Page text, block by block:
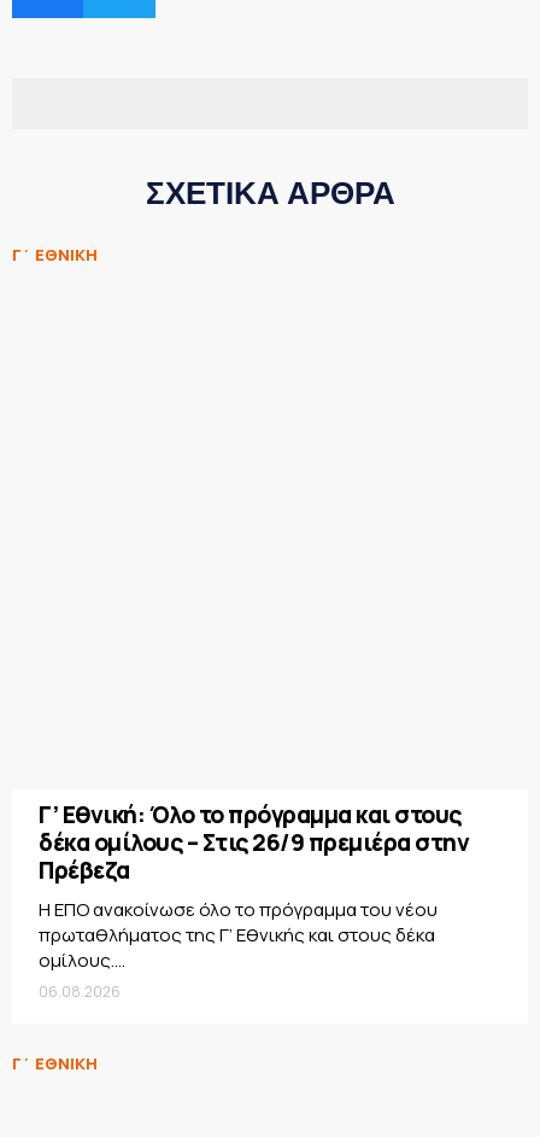
ΣΧΕΤΙΚΑ ΑΡΘΡΑ
Γ΄ ΕΘΝΙΚΗ
Γ’ Εθνική: Όλο το πρόγραμμα και στους
δέκα ομίλους – Στις 26/9 πρεμιέρα στην
Πρέβεζα
Η ΕΠΟ ανακοίνωσε όλο το πρόγραμμα του νέου
πρωταθλήματος της Γ’ Εθνικής και στους δέκα
ομίλους....
06.08.2026
Γ΄ ΕΘΝΙΚΗ